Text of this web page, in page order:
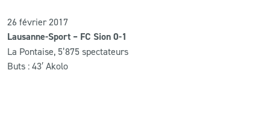
26 février 2017
Lausanne-Sport – FC Sion 0-1
La Pontaise, 5’875 spectateurs
Buts : 43′ Akolo